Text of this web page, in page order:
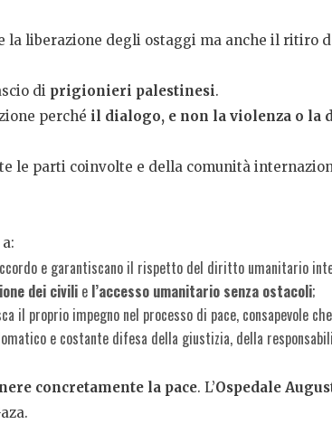
liberazione degli ostaggi ma anche il ritiro
di prigionieri palestinesi.
perché il dialogo, e non la violenza o la
le parti coinvolte e della comunità
a:
e garantiscano il rispetto del diritto umanitario
dei civili e l’accesso umanitario senza ostacoli;
il proprio impegno nel processo di pace, consapevole
e costante difesa della giustizia, della
concretamente la pace. L’Ospedale